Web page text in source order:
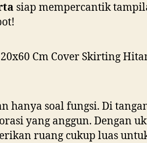
siap mempercantik
hanya soal fungsi. Di
yang anggun. Dengan
ruang cukup luas